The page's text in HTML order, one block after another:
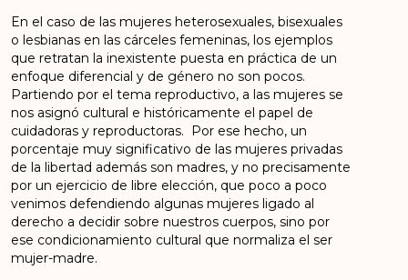
En el caso de las mujeres heterosexuales, bisexuales
o lesbianas en las cárceles femeninas, los ejemplos
que retratan la inexistente puesta en práctica de un
enfoque diferencial y de género no son pocos.
Partiendo por el tema reproductivo, a las mujeres se
nos asignó cultural e históricamente el papel de
cuidadoras y reproductoras. Por ese hecho, un
porcentaje muy significativo de las mujeres privadas
de la libertad además son madres, y no precisamente
por un ejercicio de libre elección, que poco a poco
venimos defendiendo algunas mujeres ligado al
derecho a decidir sobre nuestros cuerpos, sino por
ese condicionamiento cultural que normaliza el ser
mujer-madre.